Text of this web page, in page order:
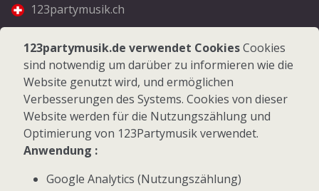
123partymusik.ch
Folgen Sie uns
Facebook
Instagram
© 2026 123Partymusik.de - Alle Rechte vorbehalten
123partymusik.de verwendet CookiesCookies
sind notwendig um darüber zu informieren wie die
Website genutzt wird, und ermöglichen
Verbesserungen des Systems. Cookies von dieser
Website werden für die Nutzungszählung und
Optimierung von 123Partymusik verwendet.
Anwendung :
Google Analytics (Nutzungszählung)